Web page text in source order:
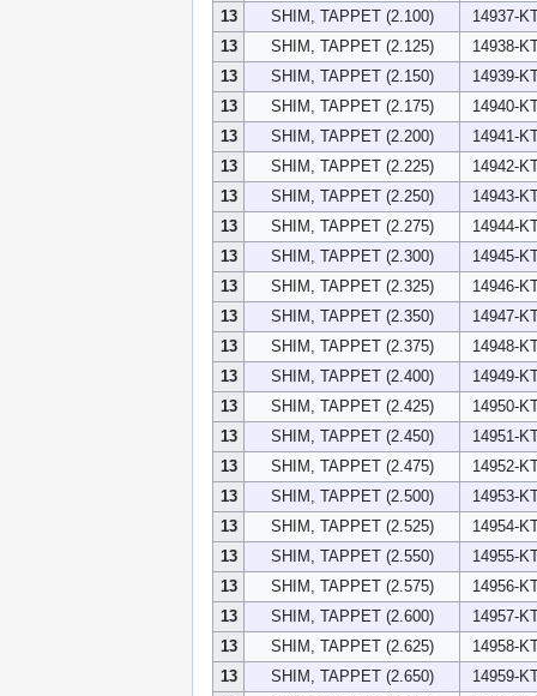
13
SHIM, TAPPET (2.100)
14937-
13
SHIM, TAPPET (2.125)
14938-
13
SHIM, TAPPET (2.150)
14939-
13
SHIM, TAPPET (2.175)
14940-
13
SHIM, TAPPET (2.200)
14941-
13
SHIM, TAPPET (2.225)
14942-
13
SHIM, TAPPET (2.250)
14943-
13
SHIM, TAPPET (2.275)
14944-
13
SHIM, TAPPET (2.300)
14945-
13
SHIM, TAPPET (2.325)
14946-
13
SHIM, TAPPET (2.350)
14947-
13
SHIM, TAPPET (2.375)
14948-
13
SHIM, TAPPET (2.400)
14949-
13
SHIM, TAPPET (2.425)
14950-
13
SHIM, TAPPET (2.450)
14951-
13
SHIM, TAPPET (2.475)
14952-
13
SHIM, TAPPET (2.500)
14953-
13
SHIM, TAPPET (2.525)
14954-
13
SHIM, TAPPET (2.550)
14955-
13
SHIM, TAPPET (2.575)
14956-
13
SHIM, TAPPET (2.600)
14957-
13
SHIM, TAPPET (2.625)
14958-
13
SHIM, TAPPET (2.650)
14959-